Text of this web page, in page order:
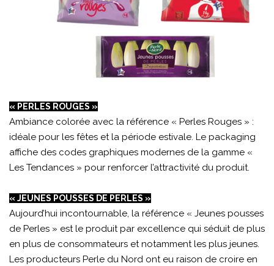
« PERLES ROUGES »
Ambiance colorée avec la référence « Perles Rouges » :
idéale pour les fêtes et la période estivale. Le packaging
affiche des codes graphiques modernes de la gamme «
Les Tendances » pour renforcer l’attractivité du produit.
« JEUNES POUSSES DE PERLES »
Aujourd’hui incontournable, la référence « Jeunes pousses
de Perles » est le produit par excellence qui séduit de plus
en plus de consommateurs et notamment les plus jeunes.
Les producteurs Perle du Nord ont eu raison de croire en